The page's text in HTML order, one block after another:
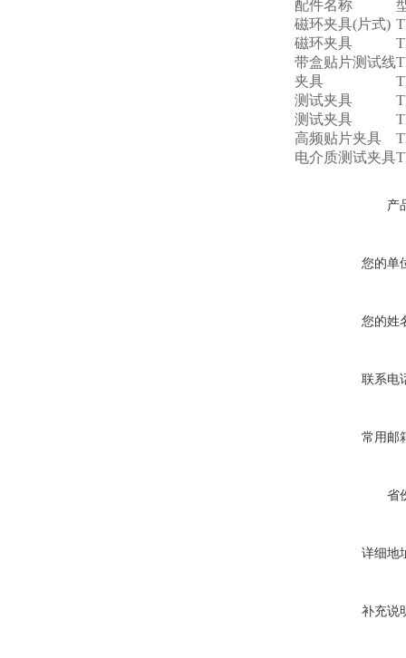
配件名称
磁环夹具(片式)
磁环夹具
带盒贴片测试线
夹具
测试夹具
测试夹具
高频贴片夹具
电介质测试夹具
产
您的单
您的姓
联系电
常用邮
省
详细地
补充说